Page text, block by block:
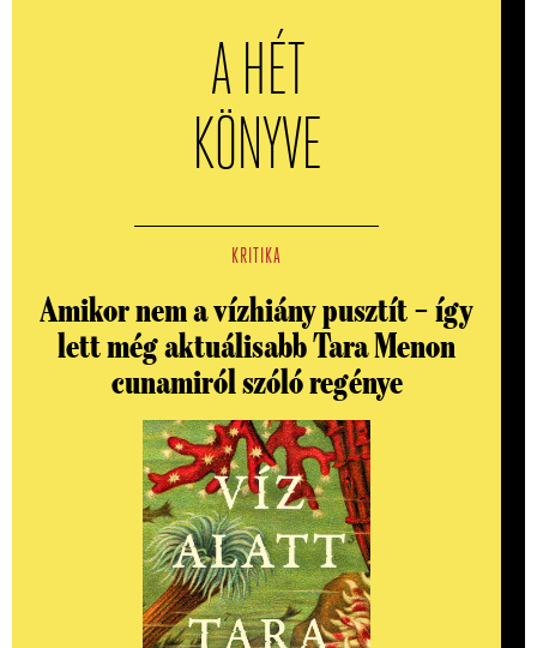
A HÉT
KÖNYVE
KRITIKA
Amikor nem a vízhiány pusztít – így
lett még aktuálisabb Tara Menon
cunamiról szóló regénye